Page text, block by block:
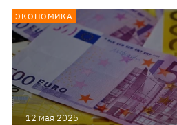
12 мая 2025
ЭКОНОМИКА